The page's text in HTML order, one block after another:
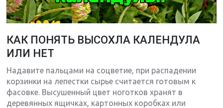
КАК ПОНЯТЬ ВЫСОХЛА КАЛЕНДУЛА
ИЛИ НЕТ
Надавите пальцами на соцветие, при распадении
корзинки на лепестки сырье считается готовым к
фасовке. Высушенный цвет ноготков хранят в
деревянных ящичках, картонных коробках или